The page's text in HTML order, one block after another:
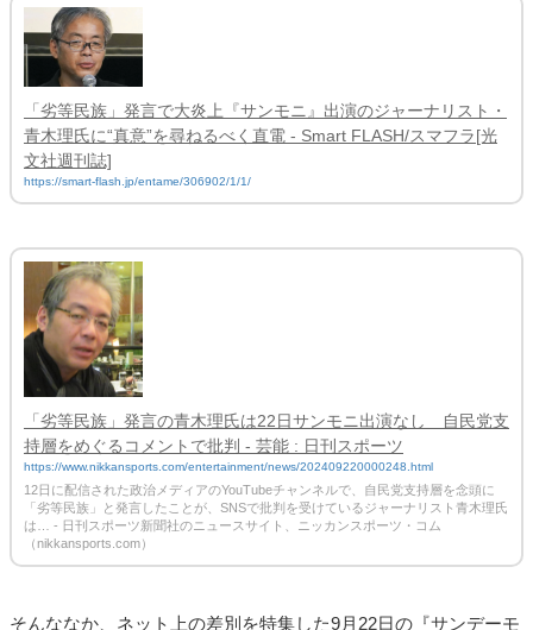
「劣等民族」発言で大炎上『サンモニ』出演のジャーナリスト・
青木理氏に“真意”を尋ねるべく直電 - Smart FLASH/スマフラ[光
文社週刊誌]
https://smart-flash.jp/entame/306902/1/1/
「劣等民族」発言の青木理氏は22日サンモニ出演なし 自民党支
持層をめぐるコメントで批判 - 芸能 : 日刊スポーツ
https://www.nikkansports.com/entertainment/news/202409220000248.html
12日に配信された政治メディアのYouTubeチャンネルで、自民党支持層を念頭に
「劣等民族」と発言したことが、SNSで批判を受けているジャーナリスト青木理氏
は… - 日刊スポーツ新聞社のニュースサイト、ニッカンスポーツ・コム
（nikkansports.com）
そんななか、ネット上の差別を特集した9月22日の『サンデーモ